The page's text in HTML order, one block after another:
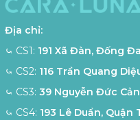
Địa chỉ:
⤿ CS1: 191 Xã Đàn, Đống
⤿ CS2: 116 Trần Quang
⤿ CS3: 39 Nguyễn Đức
⤿ CS4: 193 Lê Duẩn,